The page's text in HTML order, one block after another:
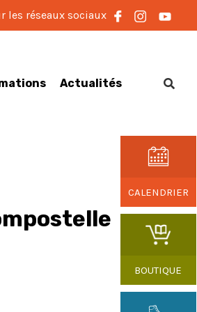
les réseaux sociaux
Actualités
CALENDRIER
BOUTIQUE